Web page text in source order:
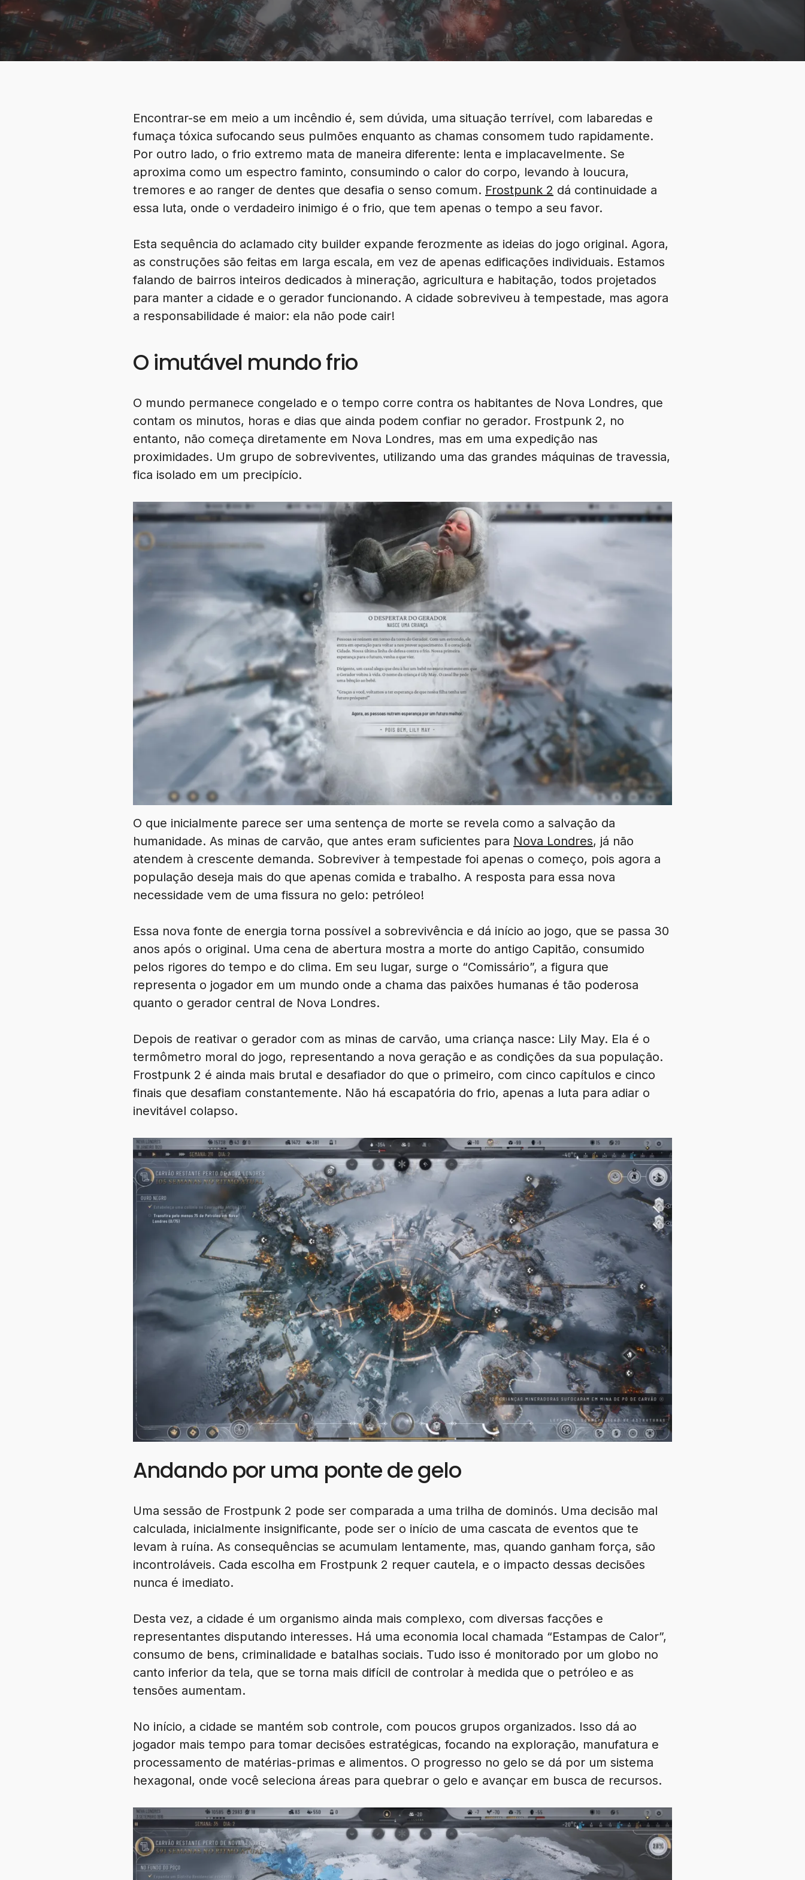
Encontrar-se em meio a um incêndio é, sem dúvida, uma situação terrível, com labaredas e
fumaça tóxica sufocando seus pulmões enquanto as chamas consomem tudo rapidamente.
Por outro lado, o frio extremo mata de maneira diferente: lenta e implacavelmente. Se
aproxima como um espectro faminto, consumindo o calor do corpo, levando à loucura,
tremores e ao ranger de dentes que desafia o senso comum. Frostpunk 2 dá continuidade a
essa luta, onde o verdadeiro inimigo é o frio, que tem apenas o tempo a seu favor.
Esta sequência do aclamado city builder expande ferozmente as ideias do jogo original. Agora,
as construções são feitas em larga escala, em vez de apenas edificações individuais. Estamos
falando de bairros inteiros dedicados à mineração, agricultura e habitação, todos projetados
para manter a cidade e o gerador funcionando. A cidade sobreviveu à tempestade, mas agora
a responsabilidade é maior: ela não pode cair!
O imutável mundo frio
O mundo permanece congelado e o tempo corre contra os habitantes de Nova Londres, que
contam os minutos, horas e dias que ainda podem confiar no gerador. Frostpunk 2, no
entanto, não começa diretamente em Nova Londres, mas em uma expedição nas
proximidades. Um grupo de sobreviventes, utilizando uma das grandes máquinas de travessia,
fica isolado em um precipício.
O que inicialmente parece ser uma sentença de morte se revela como a salvação da
humanidade. As minas de carvão, que antes eram suficientes para Nova Londres, já não
atendem à crescente demanda. Sobreviver à tempestade foi apenas o começo, pois agora a
população deseja mais do que apenas comida e trabalho. A resposta para essa nova
necessidade vem de uma fissura no gelo: petróleo!
Essa nova fonte de energia torna possível a sobrevivência e dá início ao jogo, que se passa 30
anos após o original. Uma cena de abertura mostra a morte do antigo Capitão, consumido
pelos rigores do tempo e do clima. Em seu lugar, surge o “Comissário”, a figura que
representa o jogador em um mundo onde a chama das paixões humanas é tão poderosa
quanto o gerador central de Nova Londres.
Depois de reativar o gerador com as minas de carvão, uma criança nasce: Lily May. Ela é o
termômetro moral do jogo, representando a nova geração e as condições da sua população.
Frostpunk 2 é ainda mais brutal e desafiador do que o primeiro, com cinco capítulos e cinco
finais que desafiam constantemente. Não há escapatória do frio, apenas a luta para adiar o
inevitável colapso.
Andando por uma ponte de gelo
Uma sessão de Frostpunk 2 pode ser comparada a uma trilha de dominós. Uma decisão mal
calculada, inicialmente insignificante, pode ser o início de uma cascata de eventos que te
levam à ruína. As consequências se acumulam lentamente, mas, quando ganham força, são
incontroláveis. Cada escolha em Frostpunk 2 requer cautela, e o impacto dessas decisões
nunca é imediato.
Desta vez, a cidade é um organismo ainda mais complexo, com diversas facções e
representantes disputando interesses. Há uma economia local chamada “Estampas de Calor”,
consumo de bens, criminalidade e batalhas sociais. Tudo isso é monitorado por um globo no
canto inferior da tela, que se torna mais difícil de controlar à medida que o petróleo e as
tensões aumentam.
No início, a cidade se mantém sob controle, com poucos grupos organizados. Isso dá ao
jogador mais tempo para tomar decisões estratégicas, focando na exploração, manufatura e
processamento de matérias-primas e alimentos. O progresso no gelo se dá por um sistema
hexagonal, onde você seleciona áreas para quebrar o gelo e avançar em busca de recursos.